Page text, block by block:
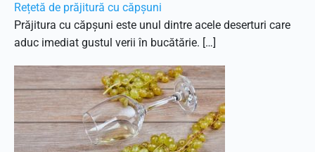
Rețetă de prăjitură cu căpșuni
Prăjitura cu căpșuni este unul dintre acele deserturi care
aduc imediat gustul verii în bucătărie. […]